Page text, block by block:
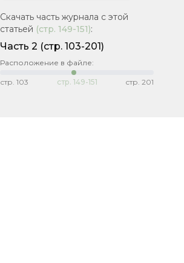
Скачать часть журнала с этой
статьей (стр. 149-151):
Часть 2 (стр. 103-201)
Расположение в файле:
стр. 103 стр. 149-151 стр. 201